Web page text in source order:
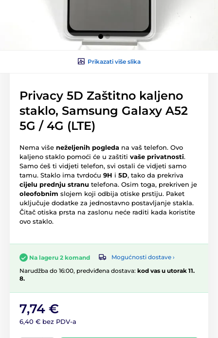
Prikazati više slika
Privacy 5D Zaštitno kaljeno
staklo, Samsung Galaxy A52
5G / 4G (LTE)
Nema više neželjenih pogleda na vaš telefon. Ovo
kaljeno staklo pomoći će u zaštiti vaše privatnosti.
Samo ćeš ti vidjeti telefon, svi ostali će vidjeti samo
tamu. Staklo ima tvrdoću 9H i 5D, tako da prekriva
cijelu prednju stranu telefona. Osim toga, prekriven je
oleofobnim slojem koji odbija otiske prstiju. Paket
uključuje dodatke za jednostavno postavljanje stakla.
Čitač otiska prsta na zaslonu neće raditi kada koristite
ovo staklo.
Na lageru 2 komand
Mogućnosti dostave ›
Narudžba do 16:00, predviđena dostava: kod vas u utorak 11.
8.
7,74 €
6,40 € bez PDV-a